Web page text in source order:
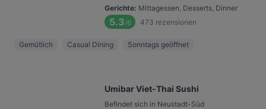
Gerichte: Mittagessen, Desserts, Dinner
5.3/6 473 rezensionen
Gemütlich Casual Dining Sonntags geöffnet
Umibar Viet-Thai Sushi
Befindet sich in Neustadt-Süd